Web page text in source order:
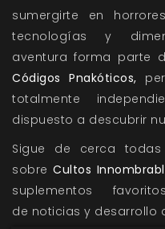
sumergirte en
tecnologías y
aventura forma parte
Códigos Pnakóticos,
totalmente
dispuesto a descubrir
Sigue de cerca
sobre Cultos
suplementos
de noticias y desarrollo